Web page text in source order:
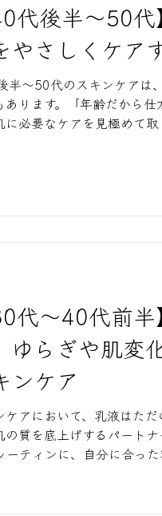
代後半～50
やさしくケア
半～50代のスキンケアは
あります。「年齢だから仕
に必要なケアを見極めて取
代～40代前
ゆらぎや肌変
ンケア
ケアにおいて、乳液はた
の質を底上げするパート
ーティンに、自分に合った